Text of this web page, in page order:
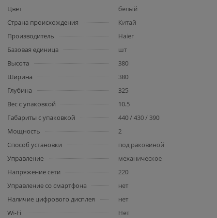
Цвет
белый
Страна происхождения
Китай
Производитель
Haier
Базовая единица
шт
Высота
380
Ширина
380
Глубина
325
Вес с упаковкой
10.5
Габариты с упаковкой
440 / 430 / 390
Мощность
2
Способ установки
под раковиной
Управление
механическое
Напряжение сети
220
Управление со смартфона
нет
Наличие цифрового дисплея
нет
Wi-Fi
Нет